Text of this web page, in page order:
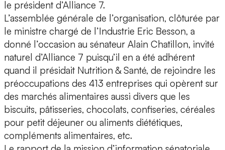
le président d’Alliance 7.
L’assemblée générale de l’organisation, clôturée par
le ministre chargé de l’Industrie Eric Besson, a
donné l’occasion au sénateur Alain Chatillon, invité
naturel d’Alliance 7 puisqu’il en a été adhérent
quand il présidait Nutrition & Santé, de rejoindre les
préoccupations des 413 entreprises qui opèrent sur
des marchés alimentaires aussi divers que les
biscuits, pâtisseries, chocolats, confiseries, céréales
pour petit déjeuner ou aliments diététiques,
compléments alimentaires, etc.